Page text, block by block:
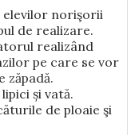
elevilor norişorii
de realizare.
realizând
pe care se vor
zăpadă.
și vată.
de ploaie şi